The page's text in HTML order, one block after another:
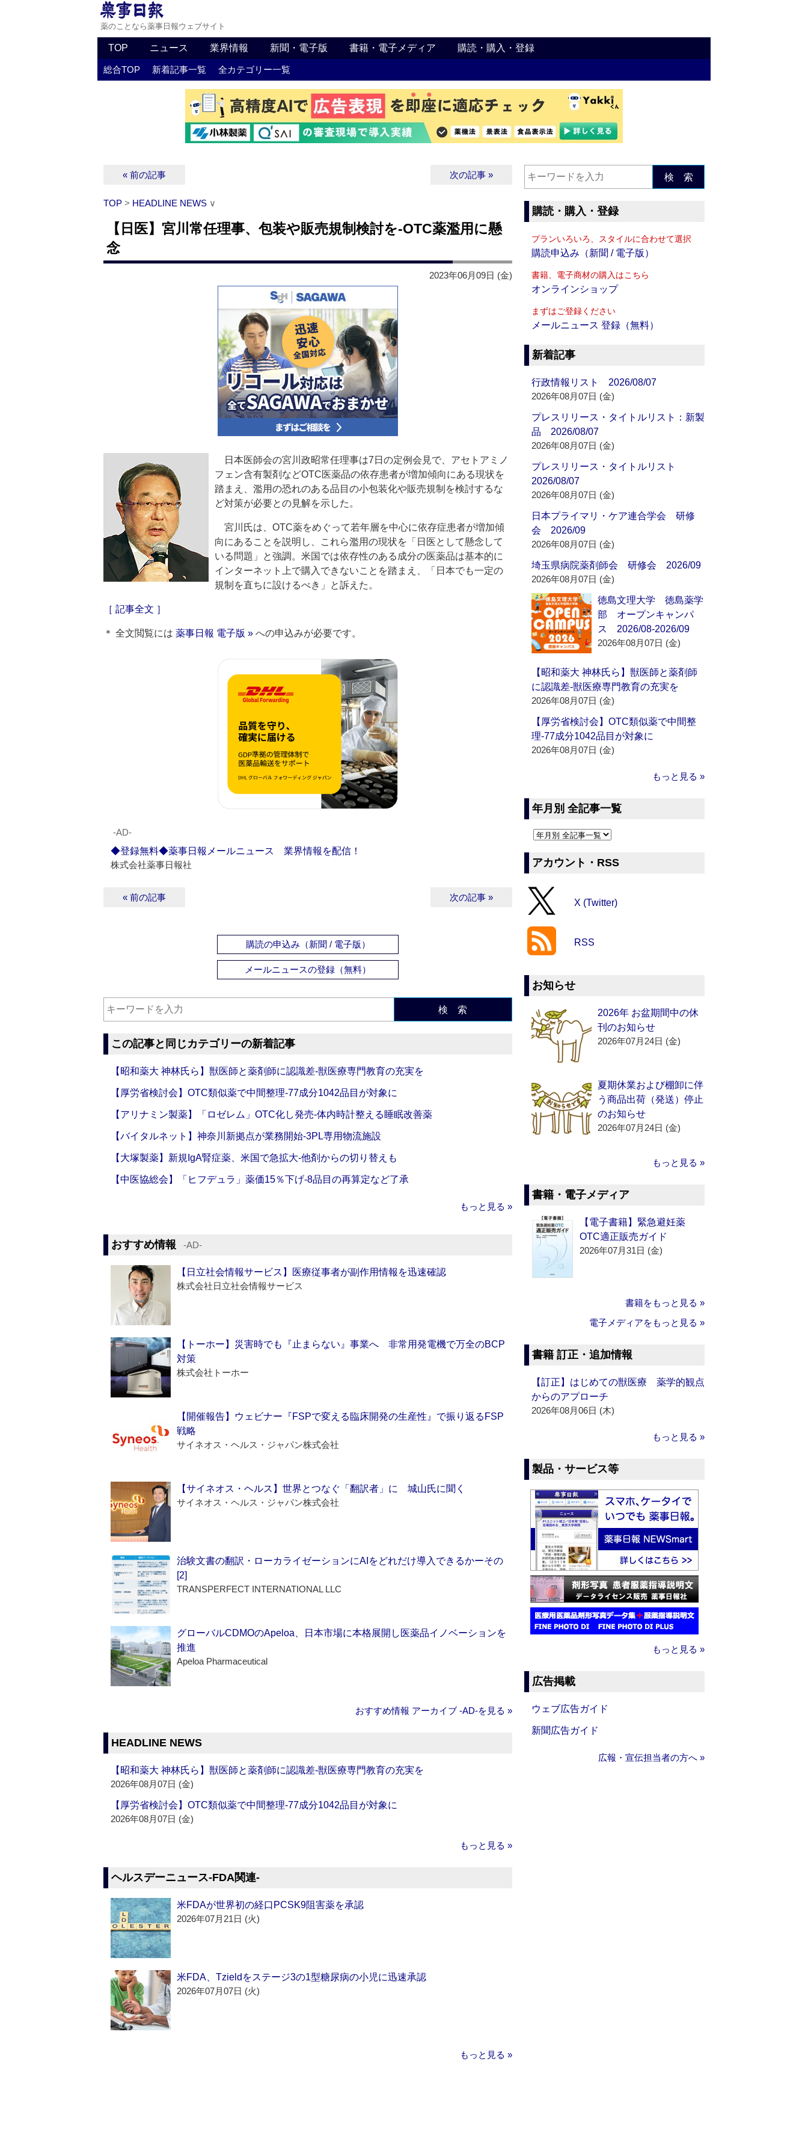
薬のことなら薬事日報ウェブサイト
TOP ニュース 業界情報 新聞・電子版 書籍・電子メディア 購読・購入・登録
総合TOP 新着記事一覧 全カテゴリー一覧
« 前の記事 次の記事 »
TOP > HEADLINE NEWS ∨
【日医】宮川常任理事、包装や販売規制検討を‐OTC薬濫用に懸
念
2023年06月09日 (金)
日本医師会の宮川政昭常任理事は7日の定例会見で、アセトアミノ
フェン含有製剤などOTC医薬品の依存患者が増加傾向にある現状を
踏まえ、濫用の恐れのある品目の小包装化や販売規制を検討するな
ど対策が必要との見解を示した。
宮川氏は、OTC薬をめぐって若年層を中心に依存症患者が増加傾
向にあることを説明し、これら濫用の現状を「日医として懸念して
いる問題」と強調。米国では依存性のある成分の医薬品は基本的に
インターネット上で購入できないことを踏まえ、「日本でも一定の
規制を直ちに設けるべき」と訴えた。
［ 記事全文 ］
＊ 全文閲覧には 薬事日報 電子版 » への申込みが必要です。
‐AD‐
◆登録無料◆薬事日報メールニュース 業界情報を配信！
株式会社薬事日報社
« 前の記事 次の記事 »
購読の申込み（新聞 / 電子版）
メールニュースの登録（無料）
検 索
この記事と同じカテゴリーの新着記事
【昭和薬大 神林氏ら】獣医師と薬剤師に認識差‐獣医療専門教育の充実を
【厚労省検討会】OTC類似薬で中間整理‐77成分1042品目が対象に
【アリナミン製薬】「ロゼレム」OTC化し発売‐体内時計整える睡眠改善薬
【バイタルネット】神奈川新拠点が業務開始‐3PL専用物流施設
【大塚製薬】新規IgA腎症薬、米国で急拡大‐他剤からの切り替えも
【中医協総会】「ヒフデュラ」薬価15％下げ‐8品目の再算定など了承
もっと見る »
おすすめ情報 ‐AD‐
【日立社会情報サービス】医療従事者が副作用情報を迅速確認
株式会社日立社会情報サービス
【トーホー】災害時でも『止まらない』事業へ 非常用発電機で万全のBCP
対策
株式会社トーホー
【開催報告】ウェビナー『FSPで変える臨床開発の生産性』で振り返るFSP
戦略
サイネオス・ヘルス・ジャパン株式会社
【サイネオス・ヘルス】世界とつなぐ「翻訳者」に 城山氏に聞く
サイネオス・ヘルス・ジャパン株式会社
治験文書の翻訳・ローカライゼーションにAIをどれだけ導入できるかーその
[2]
TRANSPERFECT INTERNATIONAL LLC
グローバルCDMOのApeloa、日本市場に本格展開し医薬品イノベーションを
推進
Apeloa Pharmaceutical
おすすめ情報 アーカイブ ‐AD‐を見る »
HEADLINE NEWS
【昭和薬大 神林氏ら】獣医師と薬剤師に認識差‐獣医療専門教育の充実を
2026年08月07日 (金)
【厚労省検討会】OTC類似薬で中間整理‐77成分1042品目が対象に
2026年08月07日 (金)
もっと見る »
ヘルスデーニュース‐FDA関連‐
米FDAが世界初の経口PCSK9阻害薬を承認
2026年07月21日 (火)
米FDA、Tzieldをステージ3の1型糖尿病の小児に迅速承認
2026年07月07日 (火)
もっと見る »
検 索
購読・購入・登録
プランいろいろ、スタイルに合わせて選択
購読申込み（新聞 / 電子版）
書籍、電子商材の購入はこちら
オンラインショップ
まずはご登録ください
メールニュース 登録（無料）
新着記事
行政情報リスト 2026/08/07
2026年08月07日 (金)
プレスリリース・タイトルリスト：新製
品 2026/08/07
2026年08月07日 (金)
プレスリリース・タイトルリスト
2026/08/07
2026年08月07日 (金)
日本プライマリ・ケア連合学会 研修
会 2026/09
2026年08月07日 (金)
埼玉県病院薬剤師会 研修会 2026/09
2026年08月07日 (金)
徳島文理大学 徳島薬学
部 オープンキャンパ
ス 2026/08-2026/09
2026年08月07日 (金)
【昭和薬大 神林氏ら】獣医師と薬剤師
に認識差‐獣医療専門教育の充実を
2026年08月07日 (金)
【厚労省検討会】OTC類似薬で中間整
理‐77成分1042品目が対象に
2026年08月07日 (金)
もっと見る »
年月別 全記事一覧
アカウント・RSS
X (Twitter)
RSS
お知らせ
2026年 お盆期間中の休
刊のお知らせ
2026年07月24日 (金)
夏期休業および棚卸に伴
う商品出荷（発送）停止
のお知らせ
2026年07月24日 (金)
もっと見る »
書籍・電子メディア
【電子書籍】緊急避妊薬
OTC適正販売ガイド
2026年07月31日 (金)
書籍をもっと見る »
電子メディアをもっと見る »
書籍 訂正・追加情報
【訂正】はじめての獣医療 薬学的観点
からのアプローチ
2026年08月06日 (木)
もっと見る »
製品・サービス等
もっと見る »
広告掲載
ウェブ広告ガイド
新聞広告ガイド
広報・宣伝担当者の方へ »